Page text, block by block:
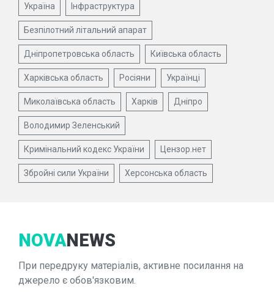
Україна Інфраструктура
Безпілотний літальний апарат
Дніпропетровська область Київська область
Харківська область Росіяни Українці
Миколаївська область Харків Дніпро
Володимир Зеленський
Кримінальний кодекс України Цензор.нет
Збройні сили України Херсонська область
NOVANEWS
При передруку матеріалів, активне посилання на
джерело є обов'язковим.